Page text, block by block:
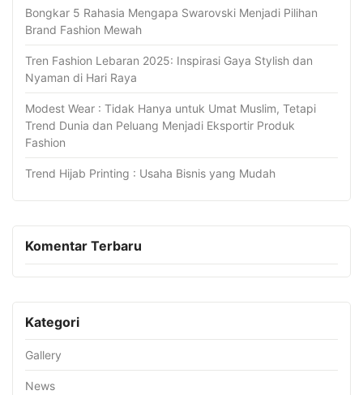
Bongkar 5 Rahasia Mengapa Swarovski Menjadi Pilihan
Brand Fashion Mewah
Tren Fashion Lebaran 2025: Inspirasi Gaya Stylish dan
Nyaman di Hari Raya
Modest Wear : Tidak Hanya untuk Umat Muslim, Tetapi
Trend Dunia dan Peluang Menjadi Eksportir Produk
Fashion
Trend Hijab Printing : Usaha Bisnis yang Mudah
Komentar Terbaru
Kategori
Gallery
News